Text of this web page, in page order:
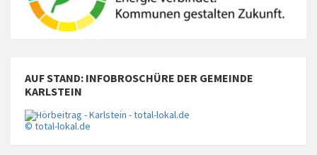
AUF STAND: INFOBROSCHÜRE DER GEMEINDE
KARLSTEIN
© total-lokal.de